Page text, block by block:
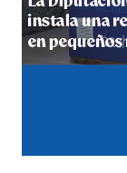
hace 6 días·